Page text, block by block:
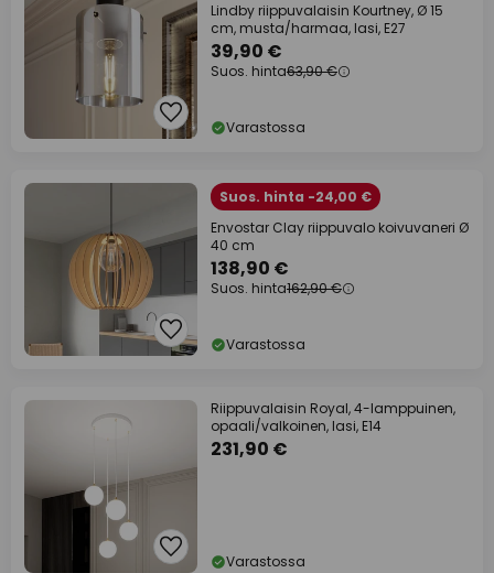
Lindby riippuvalaisin Kourtney, Ø 15
cm, musta/harmaa, lasi, E27
39,90 €
Suos. hinta63,90 €
Varastossa
Suos. hinta -24,00 €
Envostar Clay riippuvalo koivuvaneri Ø
40 cm
138,90 €
Suos. hinta162,90 €
Varastossa
Riippuvalaisin Royal, 4-lamppuinen,
opaali/valkoinen, lasi, E14
231,90 €
Varastossa